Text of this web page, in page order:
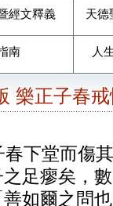
經文釋義 天德
南 人
樂正子春
堂而傷其
足瘳矣，
如爾之問